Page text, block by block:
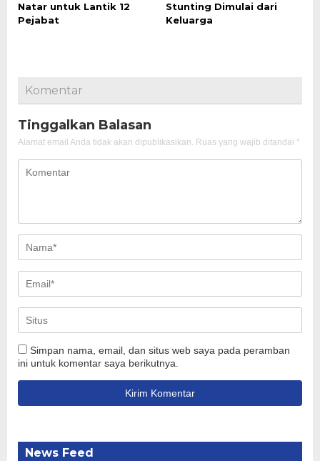
Natar untuk Lantik 12
Pejabat
Stunting Dimulai dari
Keluarga
Komentar
Tinggalkan Balasan
Alamat email Anda tidak akan dipublikasikan. Ruas yang wajib ditandai *
Simpan nama, email, dan situs web saya pada peramban
ini untuk komentar saya berikutnya.
News Feed